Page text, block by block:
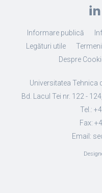
Informare publică
Legături utile
Despre
Universitatea Tehnica
Bd. Lacul Tei nr. 122 -
Tel.:
Fax:
Email: